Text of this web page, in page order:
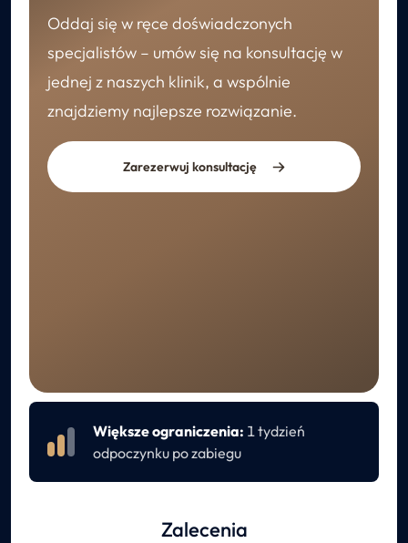
Oddaj się w ręce doświadczonych
specjalistów – umów się na konsultację w
jednej z naszych klinik, a wspólnie
znajdziemy najlepsze rozwiązanie.
Zarezerwuj konsultację
Większe ograniczenia: 1 tydzień
odpoczynku po zabiegu
Zalecenia